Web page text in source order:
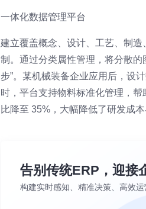
一体化数据管理平台
建立覆盖概念、设计、工艺、制
制。通过分类属性管理，将分散的
步”。某机械装备企业应用后，设
时，平台支持物料标准化管理，
比降至 35%，大幅降低了研发成
告别传统ERP，迎接
构建实时感知、精准决策、高效